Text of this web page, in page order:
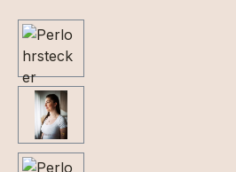
Bildergalerie überspringen